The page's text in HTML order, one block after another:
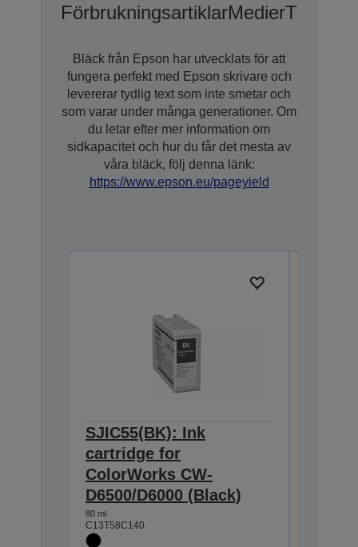
FörbrukningsartiklarMedierTillval
Bläck från Epson har utvecklats för att
fungera perfekt med Epson skrivare och
levererar tydlig text som inte smetar och
som varar under många generationer. Om
du letar efter mer information om
sidkapacitet och hur du får det mesta av
våra bläck, följ denna länk:
https://www.epson.eu/pageyield
SJIC55(BK): Ink
cartridge for
ColorWorks CW-
D6500/D6000 (Black)
80 ml
C13T58C140